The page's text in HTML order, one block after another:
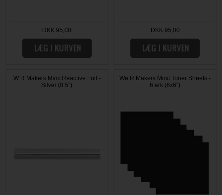
DKK 95,00 DKK 95,00
W R Makers Minc Reactive Foil -
Silver (8.5")
We R Makers Minc Toner Sheets -
6 ark (6x6")